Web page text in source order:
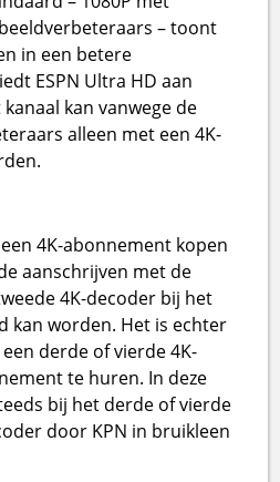
– toont
in een betere
ESPN Ultra HD aan
kan vanwege de
alleen met een 4K-
4K-abonnement kopen
aanschrijven met de
4K-decoder bij het
kan worden. Het is echter
derde of vierde 4K-
te huren. In deze
bij het derde of vierde
door KPN in bruikleen